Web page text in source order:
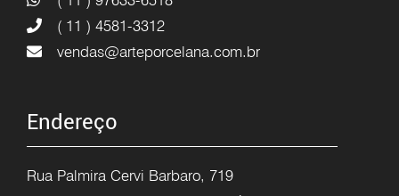
( 11 ) 4581-3312
vendas@arteporcelana.com.br
Endereço
Rua Palmira Cervi Barbaro, 719